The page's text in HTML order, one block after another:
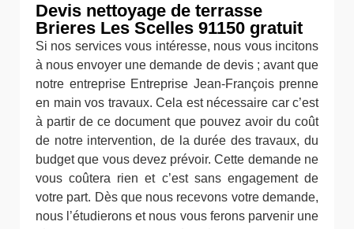
Devis nettoyage de terrasse
Brieres Les Scelles 91150 gratuit
Si nos services vous intéresse, nous vous incitons
à nous envoyer une demande de devis ; avant que
notre entreprise Entreprise Jean-François prenne
en main vos travaux. Cela est nécessaire car c’est
à partir de ce document que pouvez avoir du coût
de notre intervention, de la durée des travaux, du
budget que vous devez prévoir. Cette demande ne
vous coûtera rien et c’est sans engagement de
votre part. Dès que nous recevons votre demande,
nous l’étudierons et nous vous ferons parvenir une